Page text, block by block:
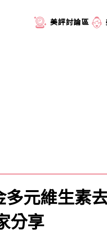
美評討論區
多元維生素
分享